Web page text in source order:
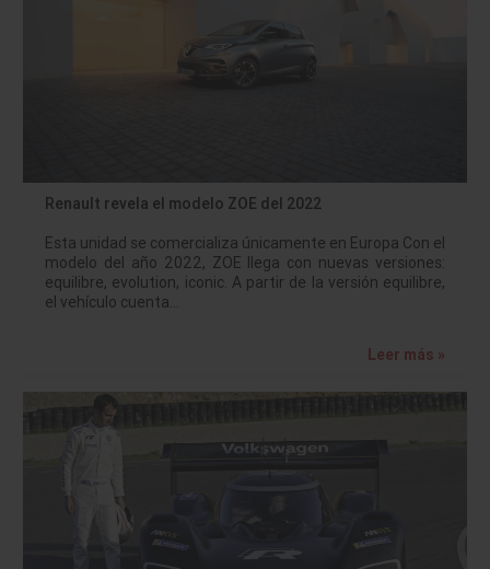
Renault revela el modelo ZOE del 2022
Esta unidad se comercializa únicamente en Europa Con el
modelo del año 2022, ZOE llega con nuevas versiones:
equilibre, evolution, iconic. A partir de la versión equilibre,
el vehículo cuenta…
Leer más »